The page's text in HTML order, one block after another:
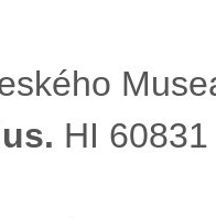
HI 60831